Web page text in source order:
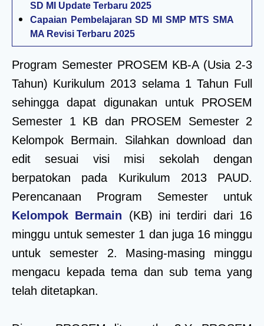
SD MI Update Terbaru 2025
Capaian Pembelajaran SD MI SMP MTS SMA
MA Revisi Terbaru 2025
Program Semester PROSEM KB-A (Usia 2-3
Tahun) Kurikulum 2013 selama 1 Tahun Full
sehingga dapat digunakan untuk PROSEM
Semester 1 KB dan PROSEM Semester 2
Kelompok Bermain. Silahkan download dan
edit sesuai visi misi sekolah dengan
berpatokan pada Kurikulum 2013 PAUD.
Perencanaan Program Semester untuk
Kelompok Bermain (KB) ini terdiri dari 16
minggu untuk semester 1 dan juga 16 minggu
untuk semester 2. Masing-masing minggu
mengacu kepada tema dan sub tema yang
telah ditetapkan.